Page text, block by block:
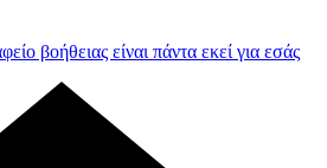
βοήθειας είναι πάντα εκεί για εσάς